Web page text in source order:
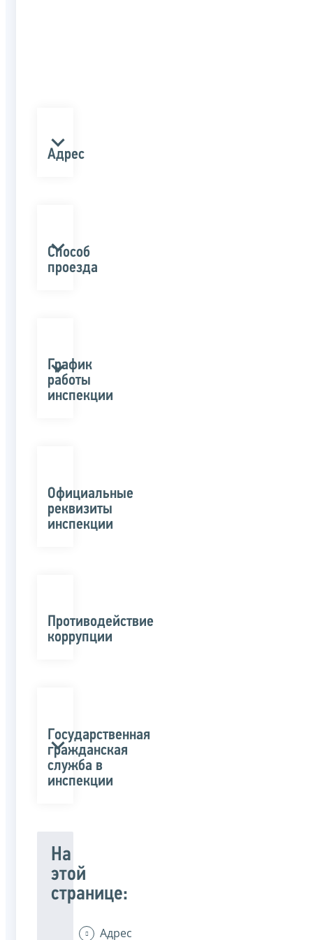
Адрес
Способ
проезда
График
работы
инспекции
Официальные
реквизиты
инспекции
Противодействие
коррупции
Государственная
гражданская
служба в
инспекции
На
этой
странице:
Адрес